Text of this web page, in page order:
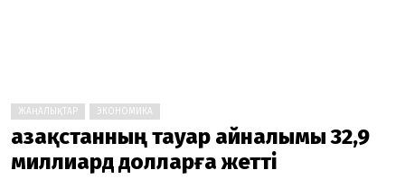
ЖАҢАЛЫҚТАР ЭКОНОМИКА
Қазақстанның тауар айналымы 32,9
миллиард долларға жетті